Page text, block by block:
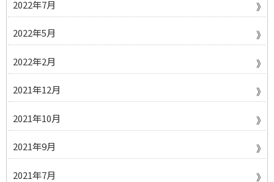
2022年7月
2022年5月
2022年2月
2021年12月
2021年10月
2021年9月
2021年7月